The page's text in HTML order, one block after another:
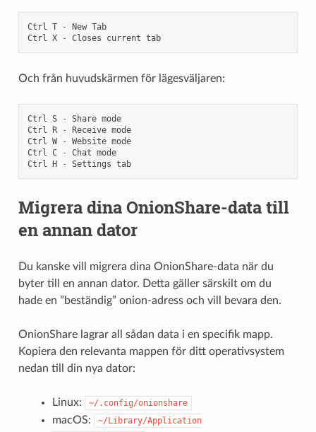
Ctrl T - New Tab
Ctrl X - Closes current tab
Och från huvudskärmen för lägesväljaren:
Ctrl S - Share mode
Ctrl R - Receive mode
Ctrl W - Website mode
Ctrl C - Chat mode
Ctrl H - Settings tab
Migrera dina OnionShare-data till
en annan dator
Du kanske vill migrera dina OnionShare-data när du
byter till en annan dator. Detta gäller särskilt om du
hade en ”beständig” onion-adress och vill bevara den.
OnionShare lagrar all sådan data i en specifik mapp.
Kopiera den relevanta mappen för ditt operativsystem
nedan till din nya dator:
Linux: ~/.config/onionshare
macOS:
~/Library/Application